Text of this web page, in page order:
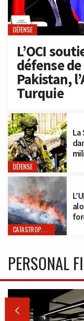
DÉFENSE
L’OCI
défense
Pakistan,
Turquie
DÉFENSE
La
CATASTROPHES NATURELLES
PERSONAL
